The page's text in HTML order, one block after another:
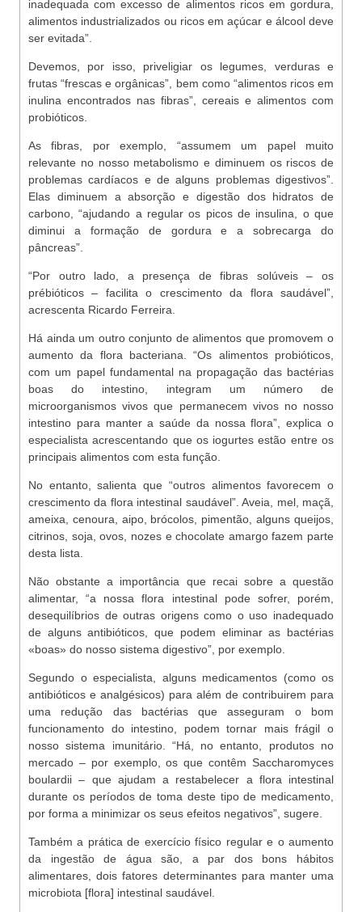
inadequada com excesso de alimentos ricos em gordura,
alimentos industrializados ou ricos em açúcar e álcool deve
ser evitada”.
Devemos, por isso, priveligiar os legumes, verduras e
frutas “frescas e orgânicas”, bem como “alimentos ricos em
inulina encontrados nas fibras”, cereais e alimentos com
probióticos.
As fibras, por exemplo, “assumem um papel muito
relevante no nosso metabolismo e diminuem os riscos de
problemas cardíacos e de alguns problemas digestivos”.
Elas diminuem a absorção e digestão dos hidratos de
carbono, “ajudando a regular os picos de insulina, o que
diminui a formação de gordura e a sobrecarga do
pâncreas”.
“Por outro lado, a presença de fibras solúveis – os
prébióticos – facilita o crescimento da flora saudável”,
acrescenta Ricardo Ferreira.
Há ainda um outro conjunto de alimentos que promovem o
aumento da flora bacteriana. “Os alimentos probióticos,
com um papel fundamental na propagação das bactérias
boas do intestino, integram um número de
microorganismos vivos que permanecem vivos no nosso
intestino para manter a saúde da nossa flora”, explica o
especialista acrescentando que os iogurtes estão entre os
principais alimentos com esta função.
No entanto, salienta que “outros alimentos favorecem o
crescimento da flora intestinal saudável”. Aveia, mel, maçã,
ameixa, cenoura, aipo, brócolos, pimentão, alguns queijos,
citrinos, soja, ovos, nozes e chocolate amargo fazem parte
desta lista.
Não obstante a importância que recai sobre a questão
alimentar, “a nossa flora intestinal pode sofrer, porém,
desequilíbrios de outras origens como o uso inadequado
de alguns antibióticos, que podem eliminar as bactérias
«boas» do nosso sistema digestivo”, por exemplo.
Segundo o especialista, alguns medicamentos (como os
antibióticos e analgésicos) para além de contribuirem para
uma redução das bactérias que asseguram o bom
funcionamento do intestino, podem tornar mais frágil o
nosso sistema imunitário. “Há, no entanto, produtos no
mercado – por exemplo, os que contêm Saccharomyces
boulardii – que ajudam a restabelecer a flora intestinal
durante os períodos de toma deste tipo de medicamento,
por forma a minimizar os seus efeitos negativos”, sugere.
Também a prática de exercício físico regular e o aumento
da ingestão de água são, a par dos bons hábitos
alimentares, dois fatores determinantes para manter uma
microbiota [flora] intestinal saudável.